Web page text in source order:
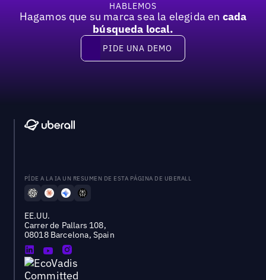
HABLEMOS
Hagamos que su marca sea la elegida en cada
búsqueda local.
Pide una demo
PIDE UNA DEMO
PÍDE A LA IA UN RESUMEN DE ESTA PÁGINA DE UBERALL
EE.UU.
Carrer de Pallars 108,
08018 Barcelona, Spain